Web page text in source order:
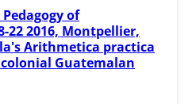
of
22 2016, Montpellier,
Arithmetica practica
Guatemalan